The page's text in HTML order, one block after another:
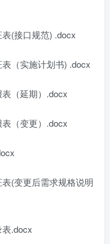
(接口规范) .docx
（实施计划书) .docx
（延期）.docx
（变更）.docx
(变更后需求规格说明
.docx